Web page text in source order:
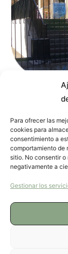
Para ofrecer las
cookies para
consentimiento a
comportamiento de
sitio. No consentir
negativamente a
Gestionar los
CEIP